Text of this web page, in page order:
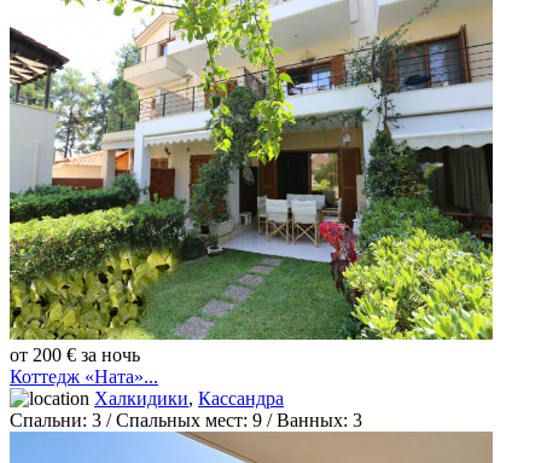
от 200 € за ночь
Коттедж «Ната»...
Халкидики, Кассандра
Спальни: 3 / Спальных мест: 9 /Ванных: 3